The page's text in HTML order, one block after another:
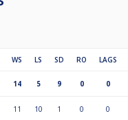
WS LS SD RO LAGS
14 5 9 0 0
11 10 1 0 0